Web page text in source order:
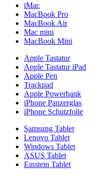
iMac
MacBook Pro
MacBook Air
Mac mini
MacBook Mini
Apple Tastatur
Apple Tastatur iPad
Apple Pen
Trackpad
Apple Powerbank
iPhone Panzerglas
iPhone Schutzfolie
Samsung Tablet
Lenovo Tablet
Windows Tablet
ASUS Tablet
Einstein Tablet